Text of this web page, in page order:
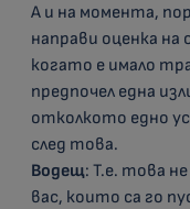
А и на момента,
направи оценка
когато е имало
предпочел една
отколкото едно
след това.
Водещ: Т.е. това
вас, които са го